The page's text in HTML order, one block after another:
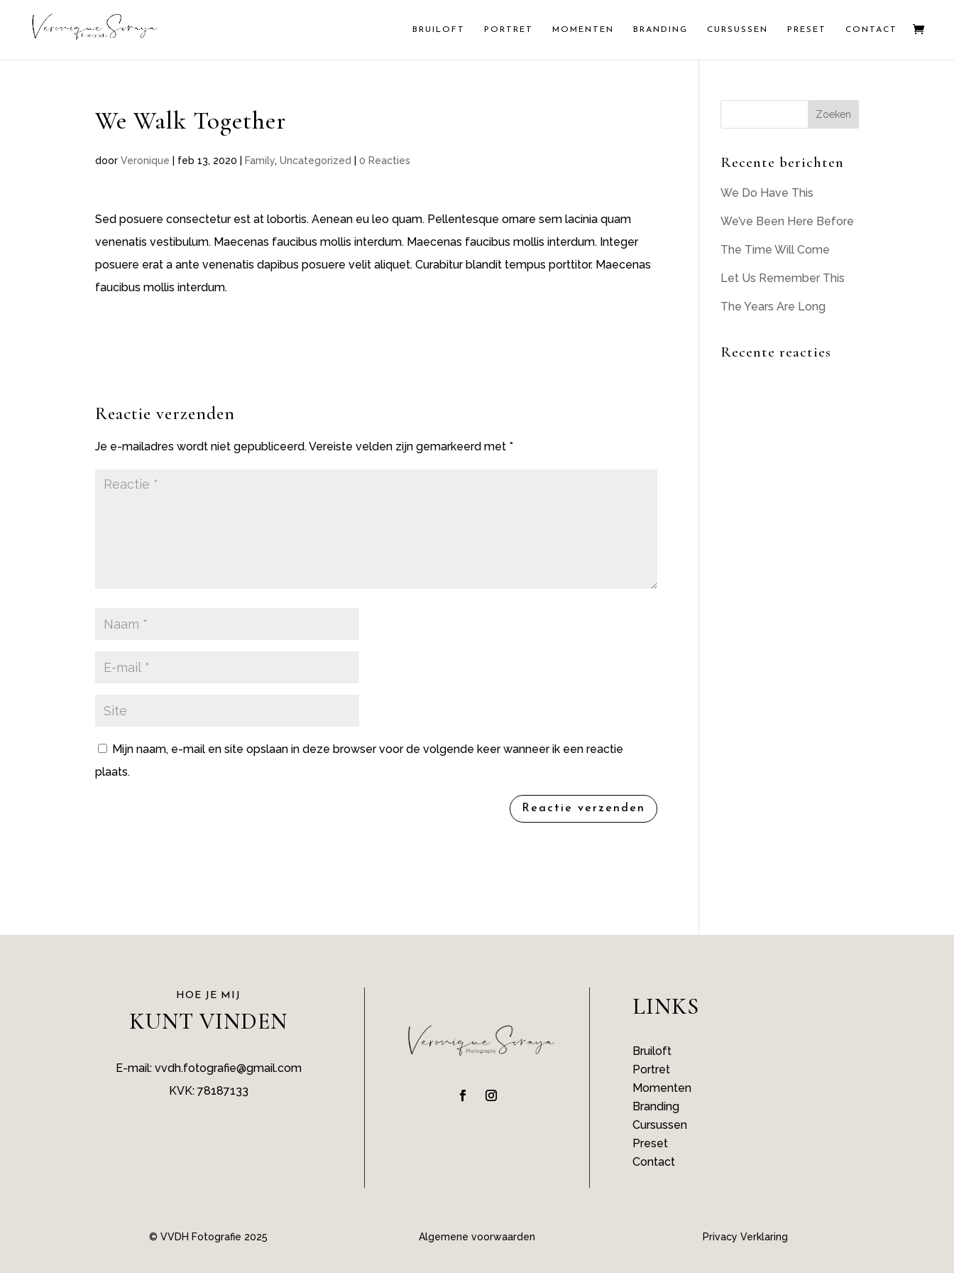
BRUILOFT PORTRET MOMENTEN BRANDING CURSUSSEN PRESET CONTACT
We Walk Together
doorVeronique feb 13, 2020 Family,Uncategorized |0 Reacties
Sed posuere consectetur est at lobortis. Aenean eu leo quam. Pellentesque ornare sem lacinia quam
venenatis vestibulum. Maecenas faucibus mollis interdum. Maecenas faucibus mollis interdum. Integer
posuere erat a ante venenatis dapibus posuere velit aliquet. Curabitur blandit tempus porttitor. Maecenas
faucibus mollis interdum.
Reactie verzenden
Je e-mailadres wordt niet gepubliceerd.Vereiste velden zijn gemarkeerd met *
Mijn naam, e-mail en site opslaan in deze browser voor de volgende keer wanneer ik een reactie
plaats.
Recente berichten
We Do Have This
We’ve Been Here Before
The Time Will Come
Let Us Remember This
The Years Are Long
Recente reacties
HOE JE MIJ
KUNT VINDEN
E-mail: vvdh.fotografie@gmail.com
KVK: 78187133
LINKS
Bruiloft
Portret
Momenten
Branding
Cursussen
Preset
Contact
© VVDH Fotografie 2025 Algemene voorwaarden Privacy Verklaring